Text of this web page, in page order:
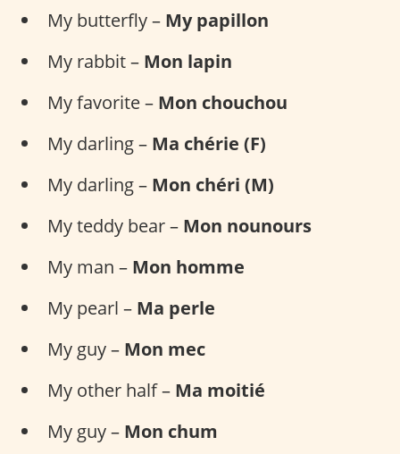
My butterfly – My papillon
My rabbit – Mon lapin
My favorite – Mon chouchou
My darling – Ma chérie (F)
My darling – Mon chéri (M)
My teddy bear – Mon nounours
My man – Mon homme
My pearl – Ma perle
My guy – Mon mec
My other half – Ma moitié
My guy – Mon chum